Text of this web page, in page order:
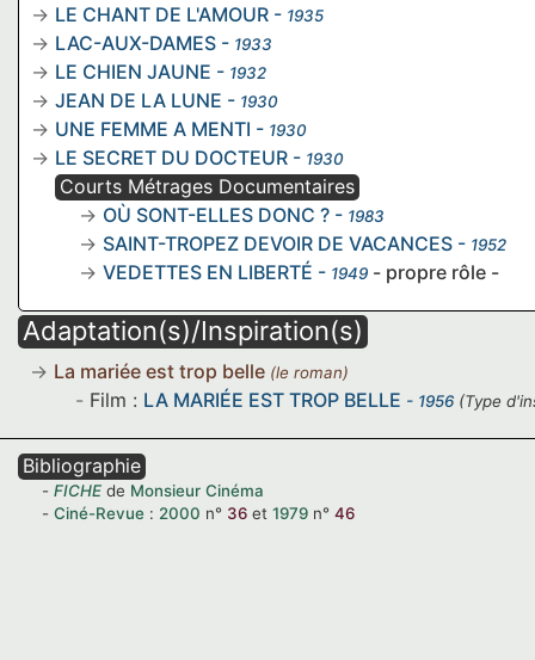
LE CHANT DE L'AMOUR - 1935
LAC-AUX-DAMES - 1933
LE CHIEN JAUNE - 1932
JEAN DE LA LUNE - 1930
UNE FEMME A MENTI - 1930
LE SECRET DU DOCTEUR - 1930
Courts Métrages Documentaires
OÙ SONT-ELLES DONC ? - 1983
SAINT-TROPEZ DEVOIR DE VACANCES - 1952
VEDETTES EN LIBERTÉ - 1949 - propre rôle -
Adaptation(s)/Inspiration(s)
La mariée est trop belle (le roman)
Film : LA MARIÉE EST TROP BELLE - 1956 (Type
Bibliographie
FICHE de Monsieur Cinéma
Ciné-Revue : 2000 n° 36 et 1979 n° 46